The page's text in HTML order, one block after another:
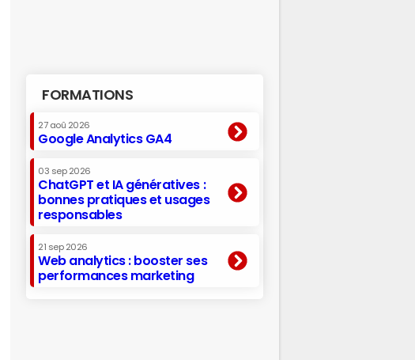
FORMATIONS
27 aoû 2026
Google Analytics GA4
03 sep 2026
ChatGPT et IA génératives :
bonnes pratiques et usages
responsables
21 sep 2026
Web analytics : booster ses
performances marketing